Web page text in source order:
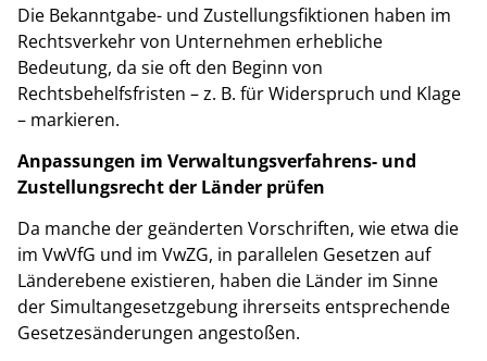
Die Bekanntgabe- und Zustellungsfiktionen haben im
Rechtsverkehr von Unternehmen erhebliche
Bedeutung, da sie oft den Beginn von
Rechtsbehelfsfristen – z. B. für Widerspruch und Klage
– markieren.
Anpassungen im Verwaltungsverfahrens- und
Zustellungsrecht der Länder prüfen
Da manche der geänderten Vorschriften, wie etwa die
im VwVfG und im VwZG, in parallelen Gesetzen auf
Länderebene existieren, haben die Länder im Sinne
der Simultangesetzgebung ihrerseits entsprechende
Gesetzesänderungen angestoßen.